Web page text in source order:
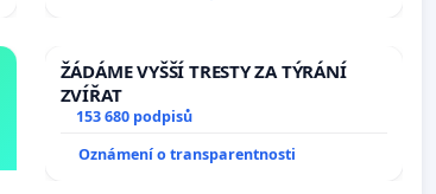
ŽÁDÁME VYŠŠÍ TRESTY ZA TÝRÁNÍ
ZVÍŘAT
153 680 podpisů
Oznámení o transparentnosti